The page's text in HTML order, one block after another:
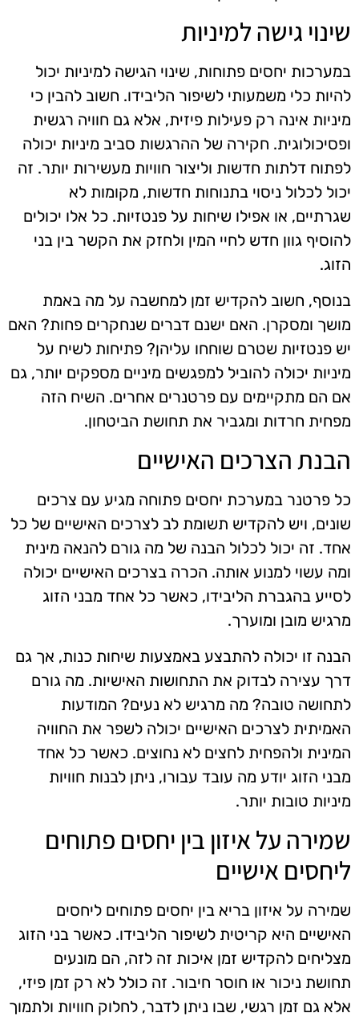
שינוי גישה למיניות
במערכות יחסים פתוחות, שינוי הגישה למיניות יכול
להיות כלי משמעותי לשיפור הליבידו. חשוב להבין כי
מיניות אינה רק פעילות פיזית, אלא גם חוויה רגשית
ופסיכולוגית. חקירה של ההרגשות סביב מיניות יכולה
לפתוח דלתות חדשות וליצור חוויות מעשירות יותר. זה
יכול לכלול ניסוי בתנוחות חדשות, מקומות לא
שגרתיים, או אפילו שיחות על פנטזיות. כל אלו יכולים
להוסיף גוון חדש לחיי המין ולחזק את הקשר בין בני
הזוג.
בנוסף, חשוב להקדיש זמן למחשבה על מה באמת
מושך ומסקרן. האם ישנם דברים שנחקרים פחות? האם
יש פנטזיות שטרם שוחחו עליהן? פתיחות לשיח על
מיניות יכולה להוביל למפגשים מיניים מספקים יותר, גם
אם הם מתקיימים עם פרטנרים אחרים. השיח הזה
מפחית חרדות ומגביר את תחושת הביטחון.
הבנת הצרכים האישיים
כל פרטנר במערכת יחסים פתוחה מגיע עם צרכים
שונים, ויש להקדיש תשומת לב לצרכים האישיים של כל
אחד. זה יכול לכלול הבנה של מה גורם להנאה מינית
ומה עשוי למנוע אותה. הכרה בצרכים האישיים יכולה
לסייע בהגברת הליבידו, כאשר כל אחד מבני הזוג
מרגיש מובן ומוערך.
הבנה זו יכולה להתבצע באמצעות שיחות כנות, אך גם
דרך עצירה לבדוק את התחושות האישיות. מה גורם
לתחושה טובה? מה מרגיש לא נעים? המודעות
האמיתית לצרכים האישיים יכולה לשפר את החוויה
המינית ולהפחית לחצים לא נחוצים. כאשר כל אחד
מבני הזוג יודע מה עובד עבורו, ניתן לבנות חוויות
מיניות טובות יותר.
שמירה על איזון בין יחסים פתוחים
ליחסים אישיים
שמירה על איזון בריא בין יחסים פתוחים ליחסים
האישיים היא קריטית לשיפור הליבידו. כאשר בני הזוג
מצליחים להקדיש זמן איכות זה לזה, הם מונעים
תחושת ניכור או חוסר חיבור. זה כולל לא רק זמן פיזי,
אלא גם זמן רגשי, שבו ניתן לדבר, לחלוק חוויות ולתמוך